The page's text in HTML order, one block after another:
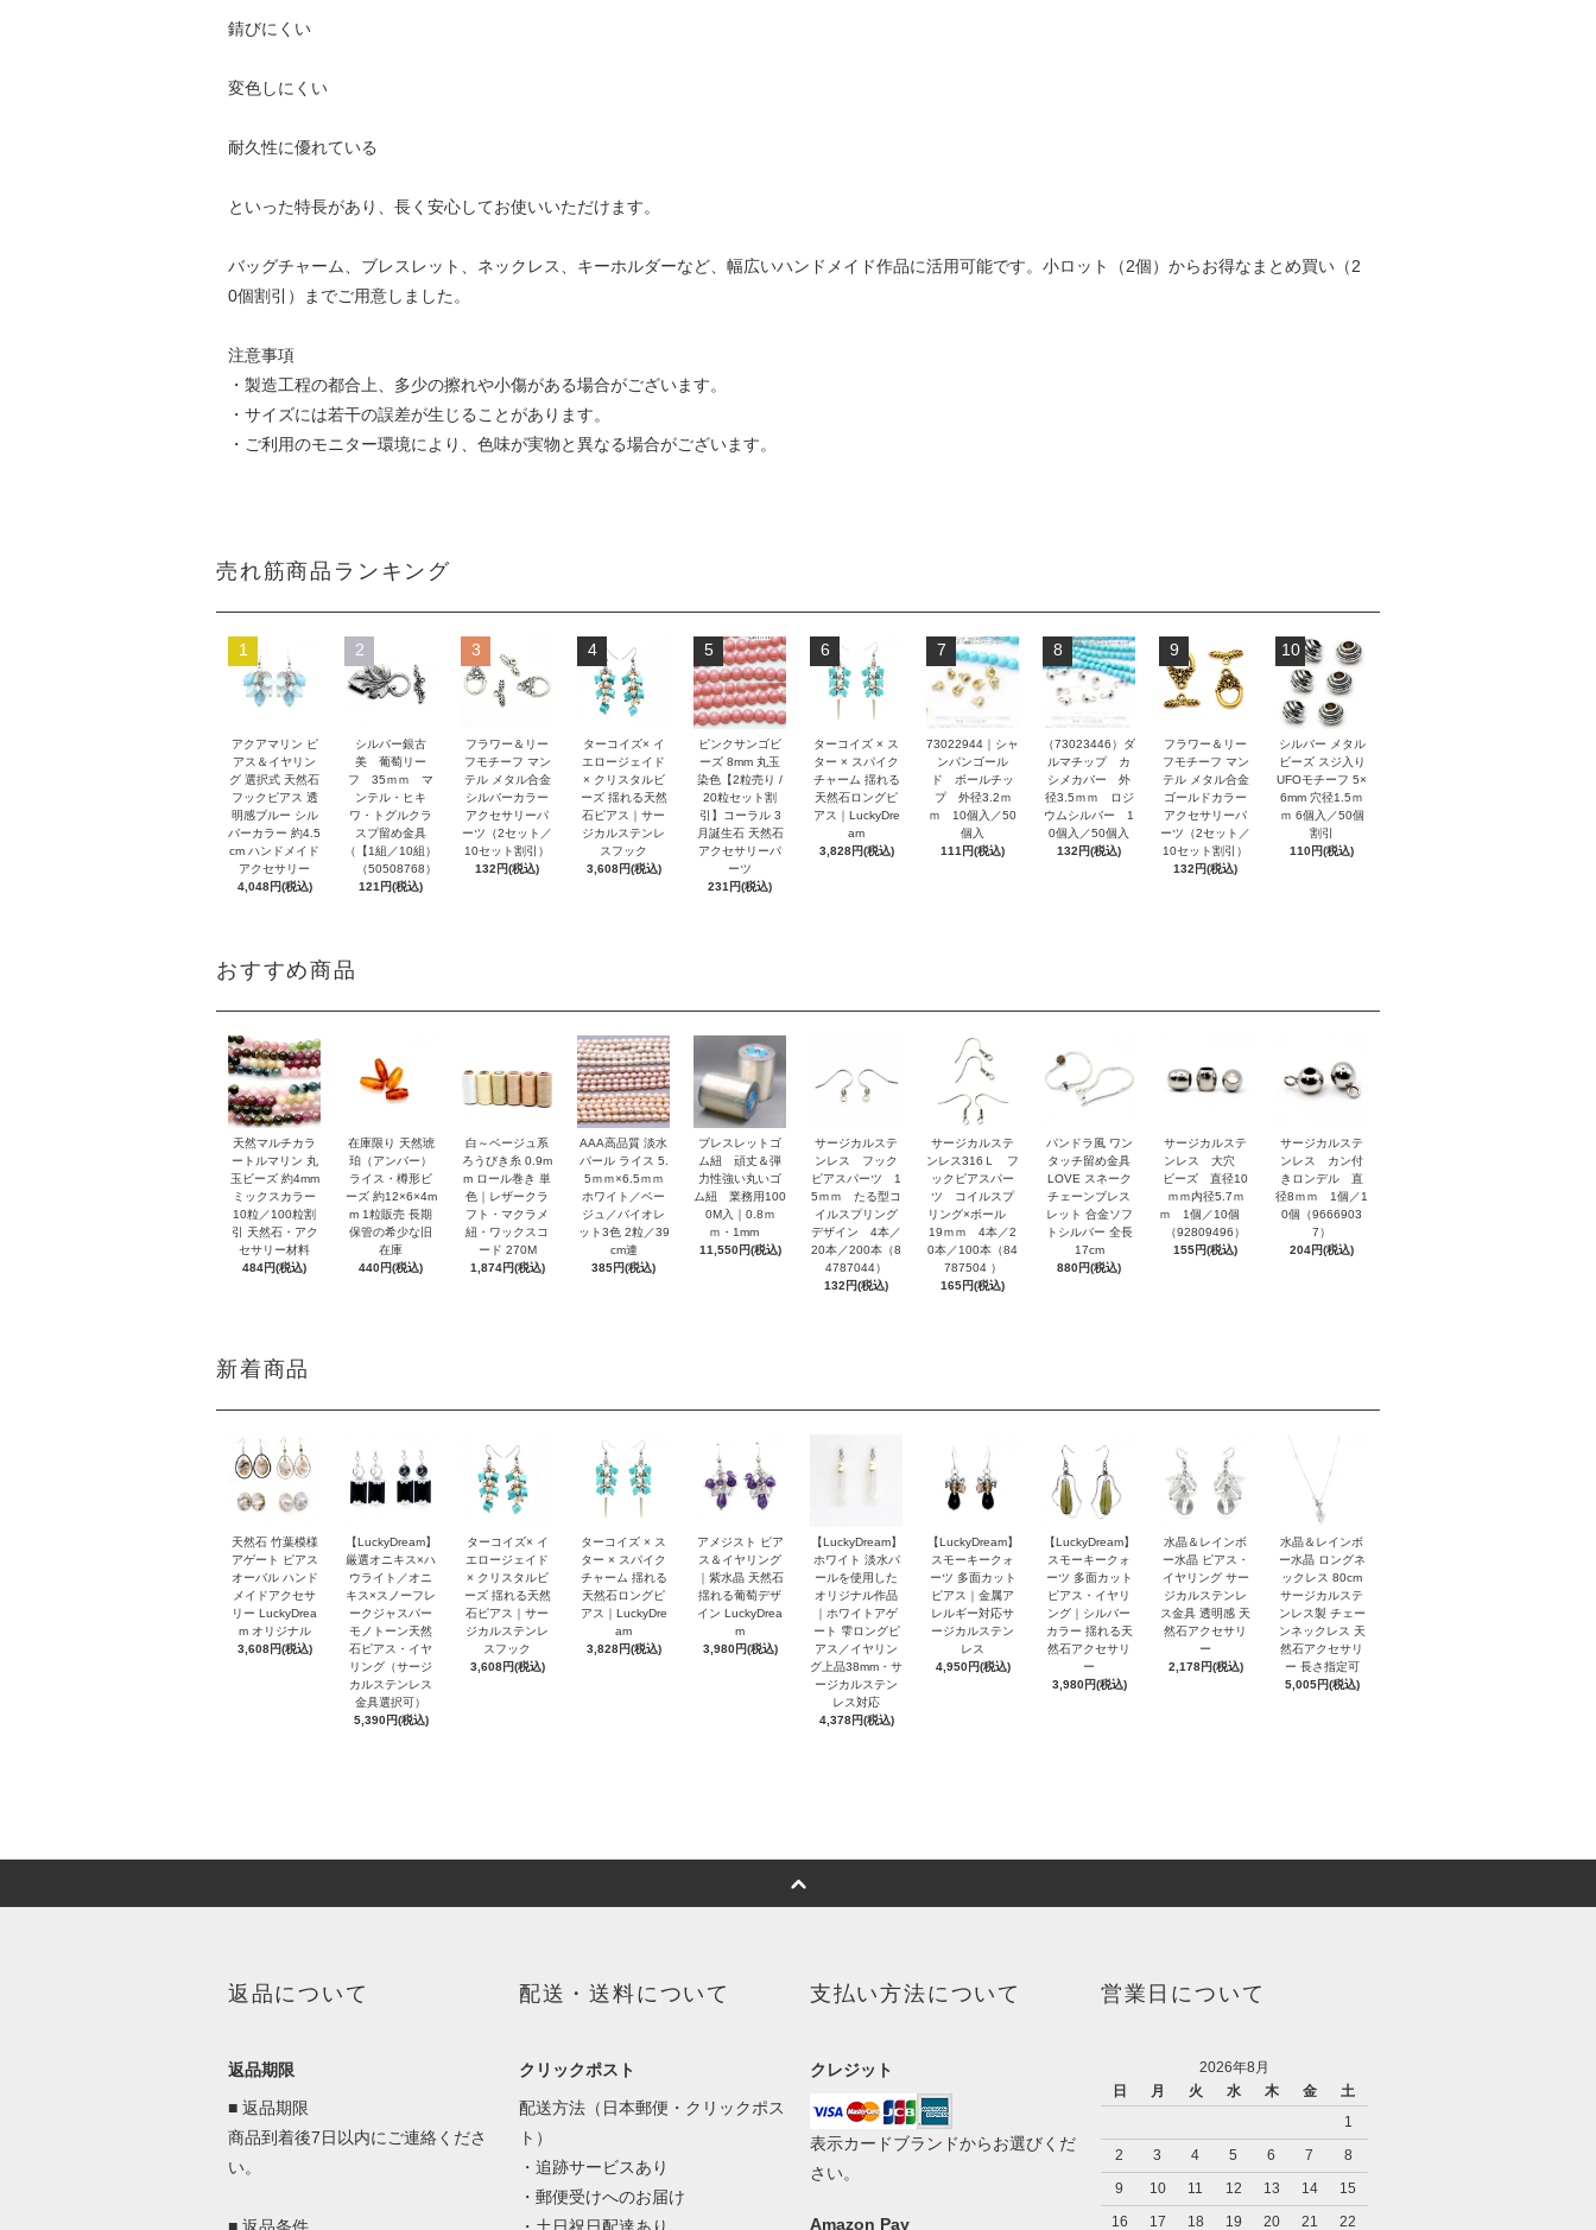
錆びにくい
変色しにくい
耐久性に優れている
といった特長があり、長く安心してお使いいただけます。
バッグチャーム、ブレスレット、ネックレス、キーホルダーなど、幅広いハンドメイド作品に活用可能です。小ロット（2個）からお得なまとめ買い（2
0個割引）までご用意しました。
注意事項
・製造工程の都合上、多少の擦れや小傷がある場合がございます。
・サイズには若干の誤差が生じることがあります。
・ご利用のモニター環境により、色味が実物と異なる場合がございます。
売れ筋商品ランキング
1
アクアマリン ピ
アス＆イヤリン
グ 選択式 天然石
フックピアス 透
明感ブルー シル
バーカラー 約4.5
cm ハンドメイド
アクセサリー
4,048円(税込)
2
シルバー銀古
美 葡萄リー
フ 35ｍｍ マ
ンテル・ヒキ
ワ・トグルクラ
スプ留め金具
（【1組／10組）
（50508768）
121円(税込)
3
フラワー＆リー
フモチーフ マン
テル メタル合金
シルバーカラー
アクセサリーパ
ーツ（2セット／
10セット割引）
132円(税込)
4
ターコイズ× イ
エロージェイド
× クリスタルビ
ーズ 揺れる天然
石ピアス｜サー
ジカルステンレ
スフック
3,608円(税込)
5
ピンクサンゴビ
ーズ 8mm 丸玉
染色【2粒売り /
20粒セット割
引】コーラル 3
月誕生石 天然石
アクセサリーパ
ーツ
231円(税込)
6
ターコイズ × ス
ター × スパイク
チャーム 揺れる
天然石ロングピ
アス｜LuckyDre
am
3,828円(税込)
7
73022944｜シャ
ンパンゴール
ド ボールチッ
プ 外径3.2ｍ
ｍ 10個入／50
個入
111円(税込)
8
（73023446）ダ
ルマチップ カ
シメカバー 外
径3.5ｍｍ ロジ
ウムシルバー 1
0個入／50個入
132円(税込)
9
フラワー＆リー
フモチーフ マン
テル メタル合金
ゴールドカラー
アクセサリーパ
ーツ（2セット／
10セット割引）
132円(税込)
10
シルバー メタル
ビーズ スジ入り
UFOモチーフ 5×
6mm 穴径1.5ｍ
ｍ 6個入／50個
割引
110円(税込)
おすすめ商品
天然マルチカラ
ートルマリン 丸
玉ビーズ 約4mm
ミックスカラー
10粒／100粒割
引 天然石・アク
セサリー材料
484円(税込)
在庫限り 天然琥
珀（アンバー）
ライス・樽形ビ
ーズ 約12×6×4m
m 1粒販売 長期
保管の希少な旧
在庫
440円(税込)
白～ベージュ系
ろうびき糸 0.9m
m ロール巻き 単
色｜レザークラ
フト・マクラメ
紐・ワックスコ
ード 270M
1,874円(税込)
AAA高品質 淡水
パール ライス 5.
5ｍｍ×6.5ｍｍ
ホワイト／ベー
ジュ／バイオレ
ット3色 2粒／39
cm連
385円(税込)
ブレスレットゴ
ム紐 頑丈＆弾
力性強い丸いゴ
ム紐 業務用100
0M入｜0.8ｍ
ｍ・1mm
11,550円(税込)
サージカルステ
ンレス フック
ピアスパーツ 1
5ｍｍ たる型コ
イルスプリング
デザイン 4本／
20本／200本（8
4787044）
132円(税込)
サージカルステ
ンレス316Ｌ フ
ックピアスパー
ツ コイルスプ
リング×ボール
19ｍｍ 4本／2
0本／100本（84
787504 ）
165円(税込)
パンドラ風 ワン
タッチ留め金具
LOVE スネーク
チェーンブレス
レット 合金ソフ
トシルバー 全長
17cm
880円(税込)
サージカルステ
ンレス 大穴
ビーズ 直径10
ｍｍ内径5.7ｍ
ｍ 1個／10個
（92809496）
155円(税込)
サージカルステ
ンレス カン付
きロンデル 直
径8ｍｍ 1個／1
0個（9666903
7）
204円(税込)
新着商品
天然石 竹葉模様
アゲート ピアス
オーバル ハンド
メイドアクセサ
リー LuckyDrea
m オリジナル
3,608円(税込)
【LuckyDream】
厳選オニキス×ハ
ウライト／オニ
キス×スノーフレ
ークジャスパー
モノトーン天然
石ピアス・イヤ
リング（サージ
カルステンレス
金具選択可）
5,390円(税込)
ターコイズ× イ
エロージェイド
× クリスタルビ
ーズ 揺れる天然
石ピアス｜サー
ジカルステンレ
スフック
3,608円(税込)
ターコイズ × ス
ター × スパイク
チャーム 揺れる
天然石ロングピ
アス｜LuckyDre
am
3,828円(税込)
アメジスト ピア
ス＆イヤリング
｜紫水晶 天然石
揺れる葡萄デザ
イン LuckyDrea
m
3,980円(税込)
【LuckyDream】
ホワイト 淡水パ
ールを使用した
オリジナル作品
｜ホワイトアゲ
ート 雫ロングピ
アス／イヤリン
グ上品38mm・サ
ージカルステン
レス対応
4,378円(税込)
【LuckyDream】
スモーキークォ
ーツ 多面カット
ピアス｜金属ア
レルギー対応サ
ージカルステン
レス
4,950円(税込)
【LuckyDream】
スモーキークォ
ーツ 多面カット
ピアス・イヤリ
ング｜シルバー
カラー 揺れる天
然石アクセサリ
ー
3,980円(税込)
水晶＆レインボ
ー水晶 ピアス・
イヤリング サー
ジカルステンレ
ス金具 透明感 天
然石アクセサリ
ー
2,178円(税込)
水晶＆レインボ
ー水晶 ロングネ
ックレス 80cm
サージカルステ
ンレス製 チェー
ンネックレス 天
然石アクセサリ
ー 長さ指定可
5,005円(税込)
返品について
返品期限
■ 返品期限
商品到着後7日以内にご連絡くださ
い。
■ 返品条件
配送・送料について
クリックポスト
配送方法（日本郵便・クリックポス
ト）
・追跡サービスあり
・郵便受けへのお届け
・土日祝日配達あり
支払い方法について
クレジット
表示カードブランドからお選びくだ
さい。
Amazon Pay
営業日について
2026年8月
日
月 火 水 木 金
土
1
2
3 4 5 6 7
8
9
10 11 12 13 14
15
16
17 18 19 20 21 22